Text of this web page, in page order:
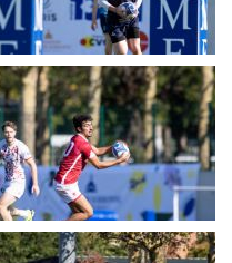
UERC
UERC